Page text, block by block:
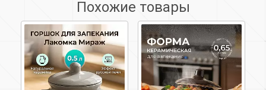
Похожие товары